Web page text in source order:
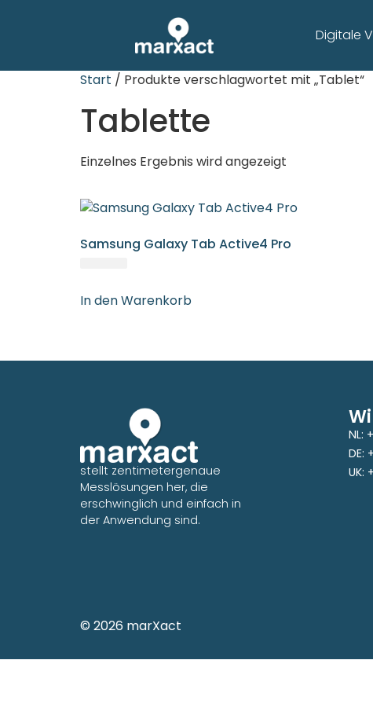
Digitale
Start / Produkte verschlagwortet mit „Tablet“
Tablette
Einzelnes Ergebnis wird angezeigt
Samsung Galaxy Tab Active4 Pro
In den Warenkorb
stellt zentimetergenaue
Messlösungen her, die
erschwinglich und einfach in
der Anwendung sind.
NL:
DE:
UK:
© 2026 marXact